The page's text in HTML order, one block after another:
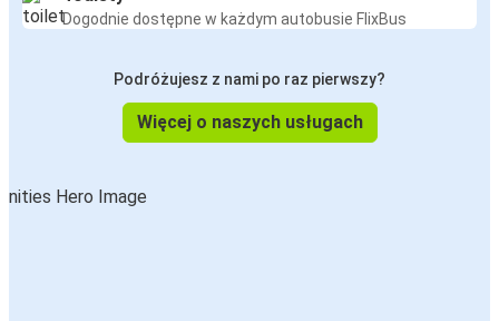
Dogodnie dostępne w każdym autobusie FlixBus
Podróżujesz z nami po raz pierwszy?
Więcej o naszych usługach